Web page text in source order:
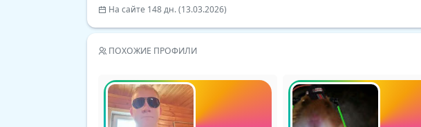
На сайте 148 дн. (13.03.2026)
ПОХОЖИЕ ПРОФИЛИ